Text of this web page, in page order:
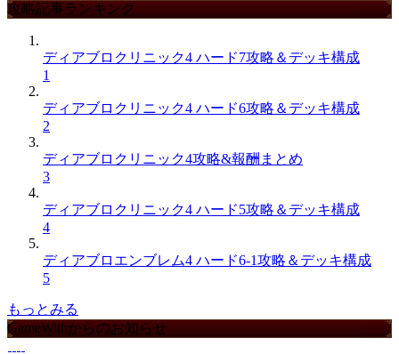
攻略記事ランキング
ディアブロクリニック4 ハード7攻略＆デッキ構成
1
ディアブロクリニック4 ハード6攻略＆デッキ構成
2
ディアブロクリニック4攻略&報酬まとめ
3
ディアブロクリニック4 ハード5攻略＆デッキ構成
4
ディアブロエンブレム4 ハード6-1攻略＆デッキ構成
5
もっとみる
GameWithからのお知らせ